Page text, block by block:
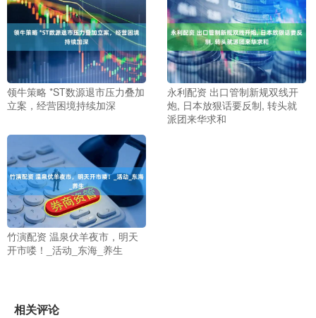
领牛策略 *ST数源退市压力叠加
立案，经营困境持续加深
永利配资 出口管制新规双线开
炮, 日本放狠话要反制, 转头就
派团来华求和
竹演配资 温泉伏羊夜市，明天
开市喽！_活动_东海_养生
相关评论